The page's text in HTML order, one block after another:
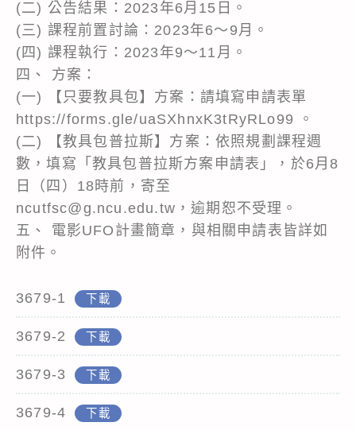
(二) 公告結果：2023年6月15日。
(三) 課程前置討論：2023年6～9月。
(四) 課程執行：2023年9～11月。
四、 方案：
(一) 【只要教具包】方案：請填寫申請表單
https://forms.gle/uaSXhnxK3tRyRLo99 。
(二) 【教具包普拉斯】方案：依照規劃課程週
數，填寫「教具包普拉斯方案申請表」，於6月8
日（四）18時前，寄至
ncutfsc@g.ncu.edu.tw，逾期恕不受理。
五、 電影UFO計畫簡章，與相關申請表皆詳如
附件。
3679-1 下載
3679-2 下載
3679-3 下載
3679-4 下載